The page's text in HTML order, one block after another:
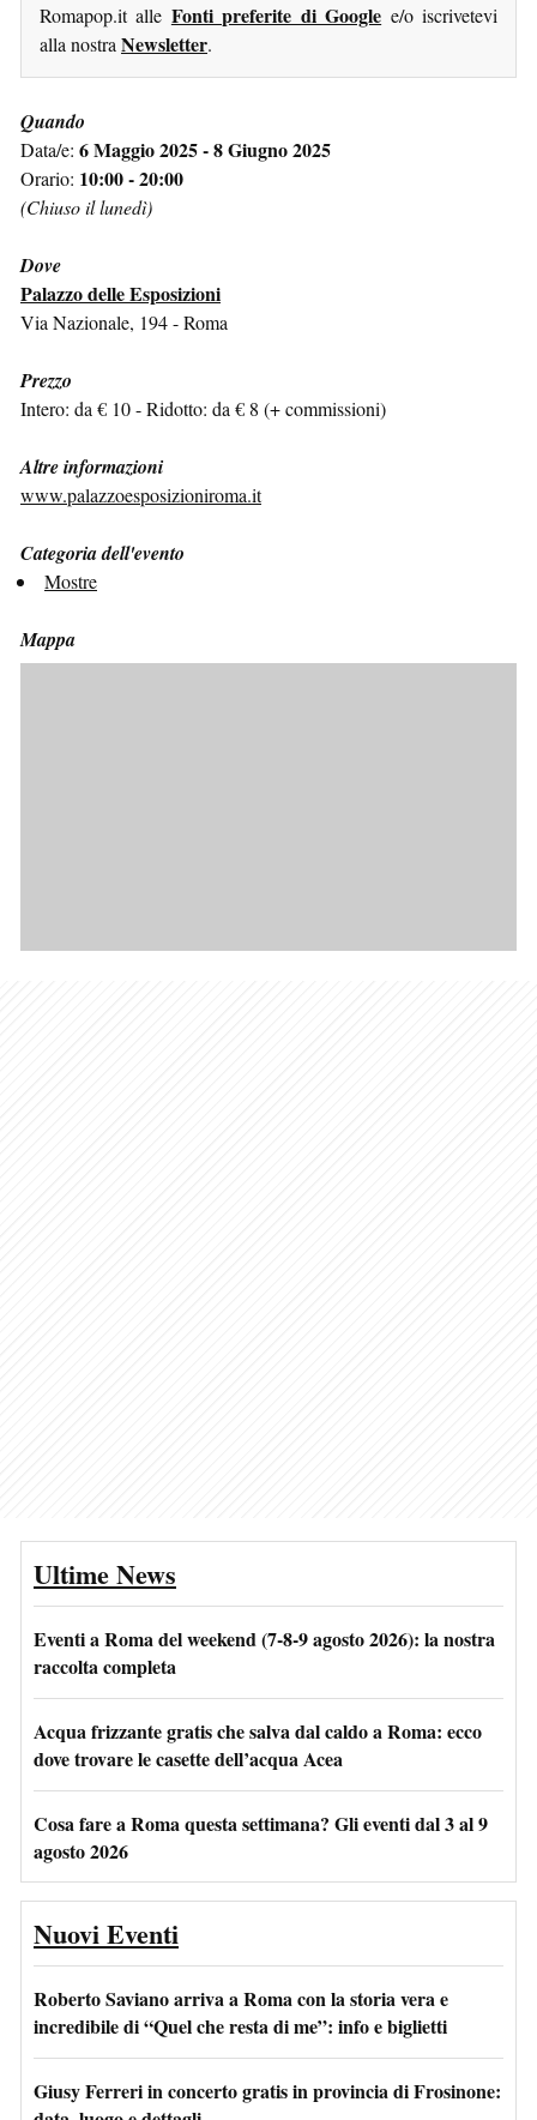
Romapop.it alle Fonti preferite di Google e/o iscrivetevi
alla nostra Newsletter.
Quando
Data/e: 6 Maggio 2025 - 8 Giugno 2025
Orario: 10:00 - 20:00
(Chiuso il lunedì)
Dove
Palazzo delle Esposizioni
Via Nazionale, 194 - Roma
Prezzo
Intero: da € 10 - Ridotto: da € 8 (+ commissioni)
Altre informazioni
www.palazzoesposizioniroma.it
Categoria dell'evento
Mostre
Mappa
Ultime News
Eventi a Roma del weekend (7-8-9 agosto 2026): la nostra
raccolta completa
Acqua frizzante gratis che salva dal caldo a Roma: ecco
dove trovare le casette dell’acqua Acea
Cosa fare a Roma questa settimana? Gli eventi dal 3 al 9
agosto 2026
Nuovi Eventi
Roberto Saviano arriva a Roma con la storia vera e
incredibile di “Quel che resta di me”: info e biglietti
Giusy Ferreri in concerto gratis in provincia di Frosinone: